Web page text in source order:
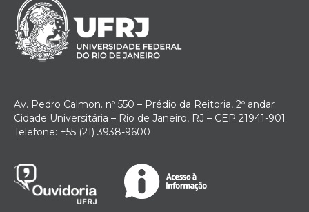
Av. Pedro Calmon. nº 550 – Prédio da Reitoria, 2º andar
Cidade Universitária – Rio de Janeiro, RJ – CEP 21941-901
Telefone: +55 (21) 3938-9600